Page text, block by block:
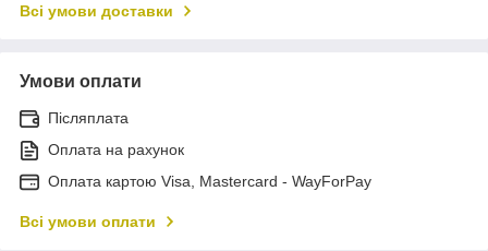
Всі умови доставки
Умови оплати
Післяплата
Оплата на рахунок
Оплата картою Visa, Mastercard - WayForPay
Всі умови оплати